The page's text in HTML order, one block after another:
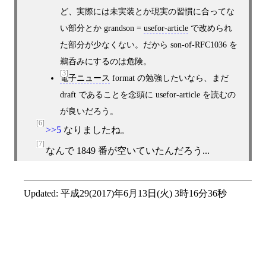
ど、実際には未実装とか現実の習慣に合ってな
い部分とか grandson = usefor-articleで改められ
た部分が少なくない。だから son-of-RFC1036 を
鵜呑みにするのは危険。
[3]
電子ニュース format の勉強したいなら、まだ
draft であることを念頭に usefor-article を読むの
が良いだろう。
[6]
>>5なりましたね。
[7]
なんで 1849 番が空いていたんだろう...
Updated: 平成29(2017)年6月13日(火) 3時16分36秒